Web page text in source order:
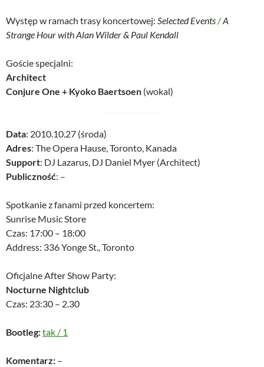
Występ w ramach trasy koncertowej: Selected Events/A
Strange Hour with Alan Wilder & Paul Kendall
Goście specjalni:
Architect
Conjure One + Kyoko Baertsoen (wokal)
Data: 2010.10.27 (środa)
Adres: The Opera Hause, Toronto, Kanada
Support: DJ Lazarus, DJ Daniel Myer (Architect)
Publiczność: –
Spotkanie z fanami przed koncertem:
Sunrise Music Store
Czas: 17:00 – 18:00
Address: 336 Yonge St., Toronto
Oficjalne After Show Party:
Nocturne Nightclub
Czas: 23:30 – 2.30
Bootleg:tak / 1
Komentarz: –